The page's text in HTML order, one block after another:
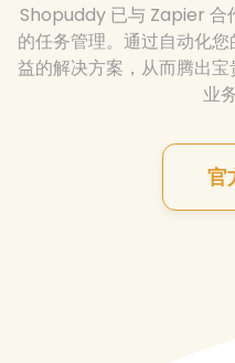
Shopuddy 已与 Zapier 合
的任务管理。通过自动化
益的解决方案，从而腾出
业
官